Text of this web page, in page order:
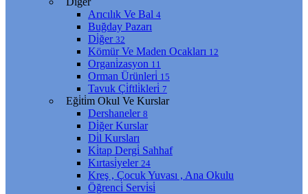
Arıcılık Ve Bal 4
Buğday Pazarı
Di̇ğer 32
Kömür Ve Maden Ocakları 12
Organi̇zasyon 11
Orman Ürünleri̇ 15
Tavuk Çi̇ftli̇kleri̇ 7
Eği̇ti̇m Okul Ve Kurslar
Dershaneler 8
Di̇ğer Kurslar
Di̇l Kursları
Ki̇tap Dergi̇ Sahhaf
Kırtasi̇yeler 24
Kreş , Çocuk Yuvası , Ana Okulu
Öğrenci̇ Servi̇si̇